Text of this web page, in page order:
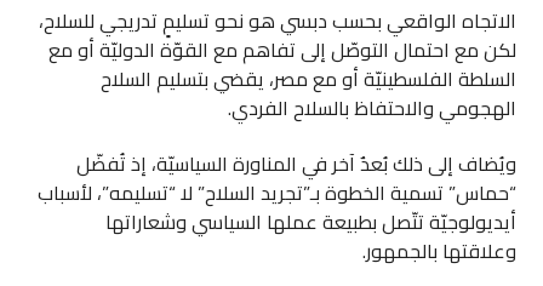
الاتجاه الواقعي بحسب دبسي هو نحو تسليمٍ تدريجي للسلاح،
لكن مع احتمال التوصّل إلى تفاهم مع القوّة الدوليّة أو مع
السلطة الفلسطينيّة أو مع مصر، يقضي بتسليم السلاح
الهجومي والاحتفاظ بالسلاح الفردي.
ويُضاف إلى ذلك بُعدٌ آخر في المناورة السياسيّة، إذ تُفضّل
“حماس” تسمية الخطوة بـ”تجريد السلاح” لا “تسليمه”، لأسباب
أيديولوجيّة تتّصل بطبيعة عملها السياسي وشعاراتها
وعلاقتها بالجمهور.